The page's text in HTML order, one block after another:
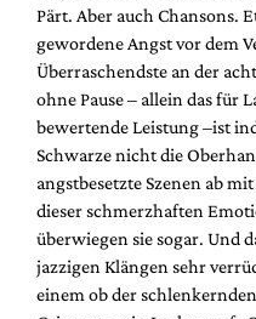
Pärt. Aber auch Chansons.
gewordene Angst vor dem
Überraschendste an der
ohne Pause – allein das für
bewertende Leistung –ist
Schwarze nicht die
angstbesetzte Szenen ab
dieser schmerzhaften
überwiegen sie sogar. Und
jazzigen Klängen sehr
einem ob der